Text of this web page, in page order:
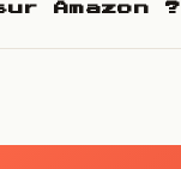
Amazon ?